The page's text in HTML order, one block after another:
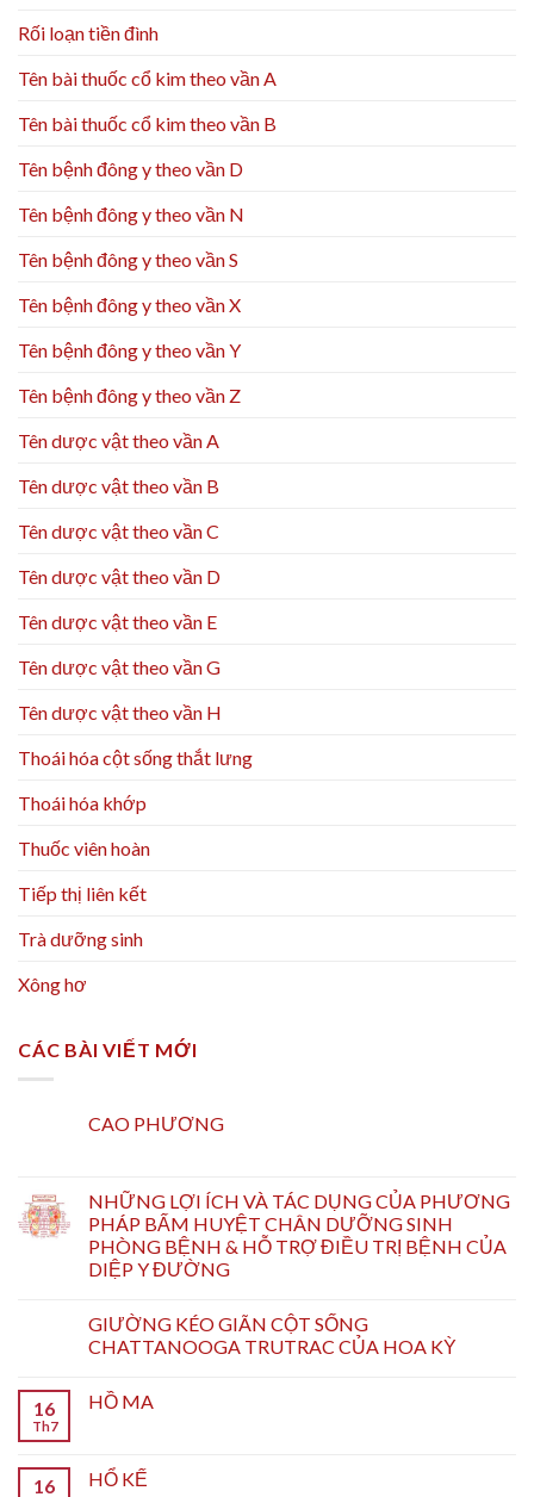
Rối loạn tiền đình
Tên bài thuốc cổ kim theo vần A
Tên bài thuốc cổ kim theo vần B
Tên bệnh đông y theo vần D
Tên bệnh đông y theo vần N
Tên bệnh đông y theo vần S
Tên bệnh đông y theo vần X
Tên bệnh đông y theo vần Y
Tên bệnh đông y theo vần Z
Tên dược vật theo vần A
Tên dược vật theo vần B
Tên dược vật theo vần C
Tên dược vật theo vần D
Tên dược vật theo vần E
Tên dược vật theo vần G
Tên dược vật theo vần H
Thoái hóa cột sống thắt lưng
Thoái hóa khớp
Thuốc viên hoàn
Tiếp thị liên kết
Trà dưỡng sinh
Xông hơ
CÁC BÀI VIẾT MỚI
CAO PHƯƠNG
NHỮNG LỢI ÍCH VÀ TÁC DỤNG CỦA PHƯƠNG
PHÁP BẤM HUYỆT CHÂN DƯỠNG SINH
PHÒNG BỆNH & HỖ TRỢ ĐIỀU TRỊ BỆNH CỦA
DIỆP Y ĐƯỜNG
GIƯỜNG KÉO GIÃN CỘT SỐNG
CHATTANOOGA TRUTRAC CỦA HOA KỲ
16
Th7
HỒ MA
16 HỔ KẾ